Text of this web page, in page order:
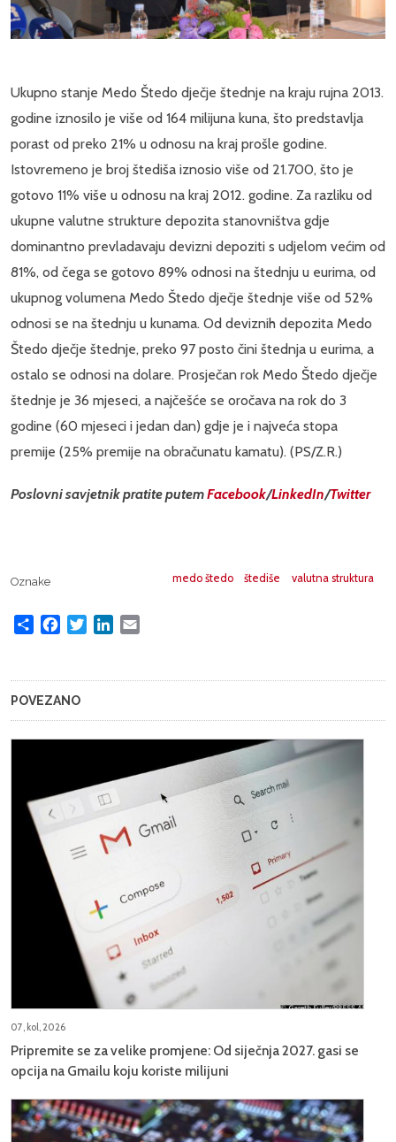
Ukupno stanje Medo Štedo dječje štednje na kraju rujna 2013.
godine iznosilo je više od 164 milijuna kuna, što predstavlja
porast od preko 21% u odnosu na kraj prošle godine.
Istovremeno je broj štediša iznosio više od 21.700, što je
gotovo 11% više u odnosu na kraj 2012. godine. Za razliku od
ukupne valutne strukture depozita stanovništva gdje
dominantno prevladavaju devizni depoziti s udjelom većim od
81%, od čega se gotovo 89% odnosi na štednju u eurima, od
ukupnog volumena Medo Štedo dječje štednje više od 52%
odnosi se na štednju u kunama. Od deviznih depozita Medo
Štedo dječje štednje, preko 97 posto čini štednja u eurima, a
ostalo se odnosi na dolare. Prosječan rok Medo Štedo dječje
štednje je 36 mjeseci, a najčešće se oročava na rok do 3
godine (60 mjeseci i jedan dan) gdje je i najveća stopa
premije (25% premije na obračunatu kamatu). (PS/Z.R.)
Poslovni savjetnik pratite putemFacebook/LinkedIn/Twitter
Oznake medo štedo štediše valutna struktura
Share FacebookTwitterLinkedIn
POVEZANO
07, kol, 2026
Pripremite se za velike promjene: Od siječnja 2027. gasi se
opcija na Gmailu koju koriste milijuni